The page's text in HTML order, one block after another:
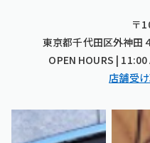
〒
東京都千代田区外神田
OPEN HOURS |
店舗受